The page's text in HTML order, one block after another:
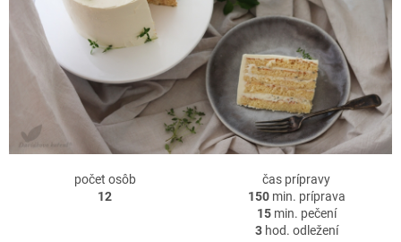
počet osôb
12
čas prípravy
150min. príprava
15min. pečení
3 hod. odležení